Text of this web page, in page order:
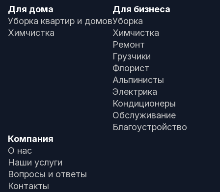
Для дома
Уборка квартир и домов
Химчистка
Для бизнеса
Уборка
Химчистка
Ремонт
Грузчики
Флорист
Альпинисты
Электрика
Кондиционеры
Обслуживание
Благоустройство
Компания
О нас
Наши услуги
Вопросы и ответы
Контакты